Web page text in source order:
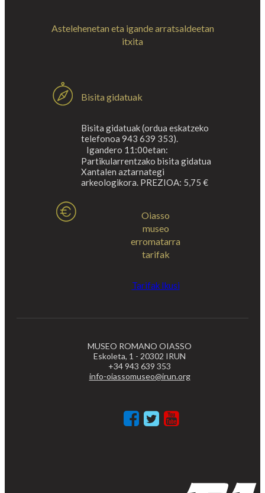
Astelehenetan eta igande arratsaldeetan
itxita
Bisita gidatuak
Bisita gidatuak (ordua eskatzeko
telefonoa 943 639 353).
Igandero 11:00etan:
Partikularrentzako bisita gidatua
Xantalen aztarnategi
arkeologikora. PREZIOA: 5,75 €
Oiasso
museo
erromatarra
tarifak
Tarifak Ikusi
MUSEO ROMANO OIASSO
Eskoleta, 1 - 20302 IRUN
+34 943 639 353
info-oiassomuseo@irun.org